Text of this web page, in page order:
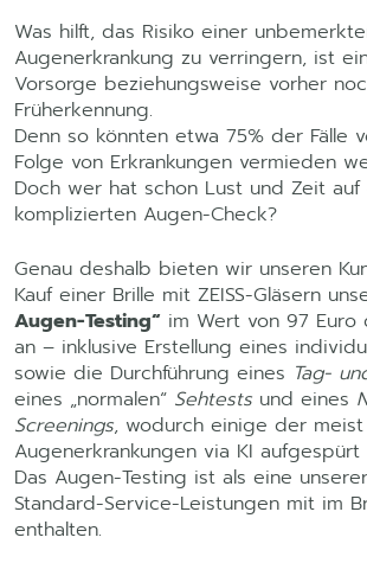
Was hilft, das Risiko einer
Augenerkrankung zu verringern, ist
Vorsorge beziehungsweise vorher
Früherkennung.
Denn so könnten etwa 75% der Fälle
Folge von Erkrankungen vermieden
Doch wer hat schon Lust und Zeit auf
komplizierten Augen-Check?
Genau deshalb bieten wir unseren
Kauf einer Brille mit ZEISS-Gläsern
Augen-Testing“ im Wert von 97 Euro
an – inklusive Erstellung eines
sowie die Durchführung eines Tag-
eines „normalen“ Sehtests und eines
Screenings, wodurch einige der
Augenerkrankungen via KI
Das Augen-Testing ist als eine
Standard-Service-Leistungen mit im
enthalten.